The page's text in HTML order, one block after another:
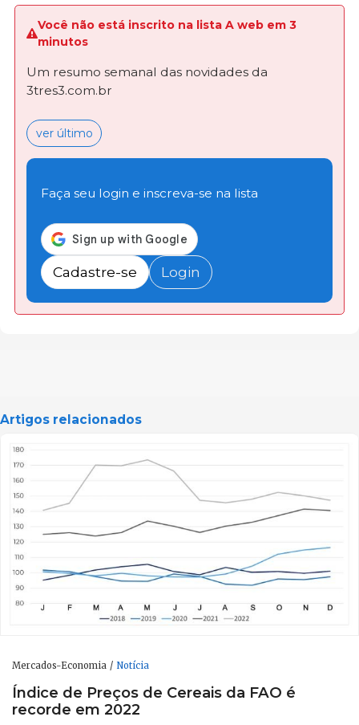
Você não está inscrito na lista A web em 3
minutos
Um resumo semanal das novidades da
3tres3.com.br
ver último
Faça seu login e inscreva-se na lista
Cadastre-se Login
Artigos relacionados
Mercados-Economia Notícia
Índice de Preços de Cereais da FAO é
recorde em 2022